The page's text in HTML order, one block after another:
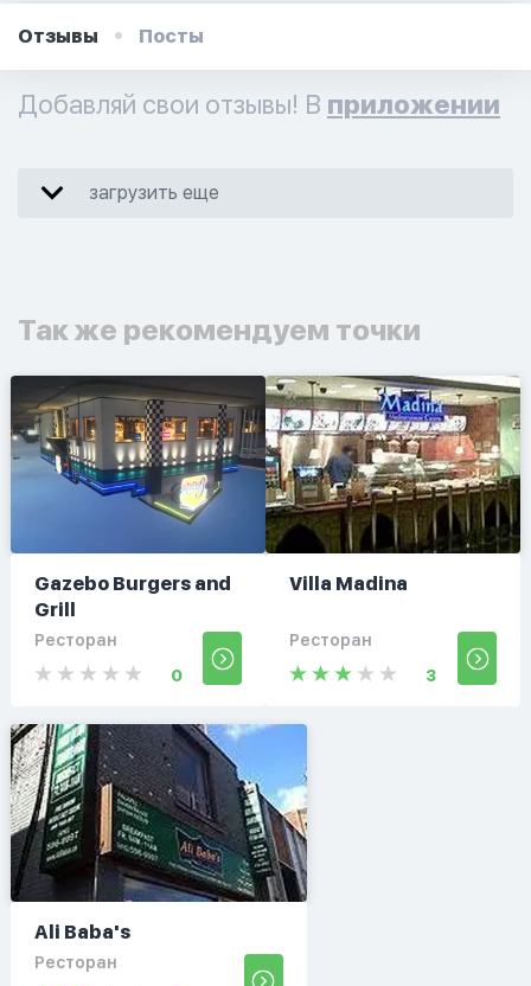
Отзывы Посты
Добавляй свои отзывы! В приложении
загрузить еще
Так же рекомендуем точки
Gazebo Burgers and
Grill
Ресторан
0
Villa Madina
Ресторан
3
Ali Baba's
Ресторан